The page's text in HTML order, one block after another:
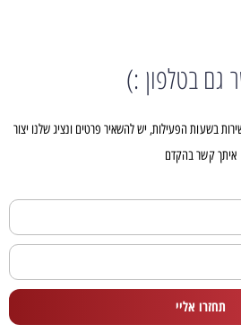
גם בטלפון :)
בשעות הפעילות, יש להשאיר פרטים ונציג שלנו יצור
איתך קשר בהקדם
תחזרו אליי